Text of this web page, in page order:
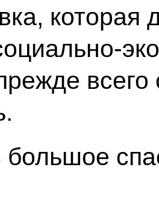
которая
всего